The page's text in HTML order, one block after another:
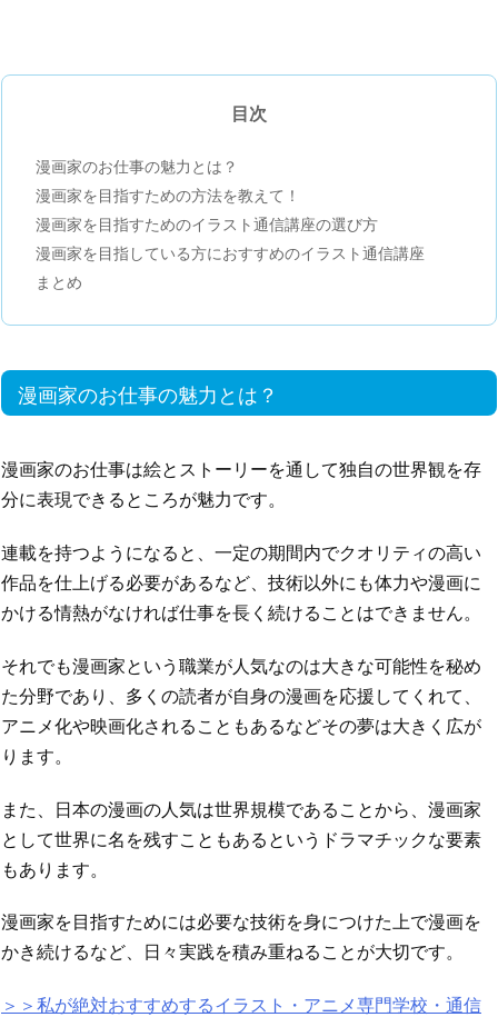
目次
漫画家のお仕事の魅力とは？
漫画家を目指すための方法を教えて！
漫画家を目指すためのイラスト通信講座の選び方
漫画家を目指している方におすすめのイラスト通信講座
まとめ
漫画家のお仕事の魅力とは？
漫画家のお仕事は絵とストーリーを通して独自の世界観を存
分に表現できるところが魅力です。
連載を持つようになると、一定の期間内でクオリティの高い
作品を仕上げる必要があるなど、技術以外にも体力や漫画に
かける情熱がなければ仕事を長く続けることはできません。
それでも漫画家という職業が人気なのは大きな可能性を秘め
た分野であり、多くの読者が自身の漫画を応援してくれて、
アニメ化や映画化されることもあるなどその夢は大きく広が
ります。
また、日本の漫画の人気は世界規模であることから、漫画家
として世界に名を残すこともあるというドラマチックな要素
もあります。
漫画家を目指すためには必要な技術を身につけた上で漫画を
かき続けるなど、日々実践を積み重ねることが大切です。
＞＞私が絶対おすすめするイラスト・アニメ専門学校・通信